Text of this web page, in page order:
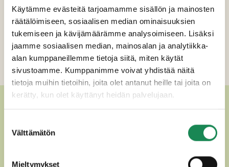
Käytämme evästeitä tarjoamamme sisällön ja mainosten
räätälöimiseen, sosiaalisen median ominaisuuksien
tukemiseen ja kävijämäärämme analysoimiseen. Lisäksi
jaamme sosiaalisen median, mainosalan ja analytiikka-
alan kumppaneillemme tietoja siitä, miten käytät
sivustoamme. Kumppanimme voivat yhdistää näitä
tietoja muihin tietoihin, joita olet antanut heille tai joita on
kerätty, kun olet käyttänyt heidän palvelujaan.
valinta
Välttämätön
Mieltymykset
Pakkauskoot
Ravintosisältö
Lisätiedot
MUUT HERKULLISET HILLOT